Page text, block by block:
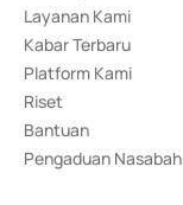
Layanan Kami
Kabar Terbaru
Platform Kami
Riset
Bantuan
Pengaduan Nasabah